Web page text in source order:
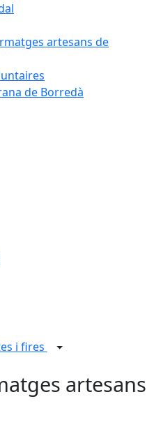
artesans de
de Borredà
i fires
artesans